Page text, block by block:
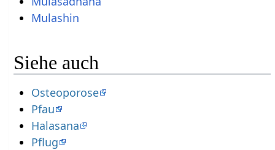
Mulashin
Siehe auch
Osteoporose
Pfau
Halasana
Pflug